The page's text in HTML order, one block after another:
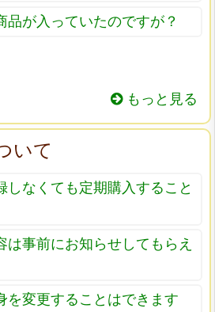
が入っていたのですが？
もっと見る
いて
なくても定期購入すること
事前にお知らせしてもらえ
を変更することはできます